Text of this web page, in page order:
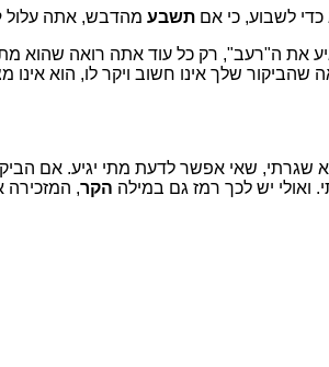
לשבוע, כי אם תשבע מהדבש, אתה עלול
את ה"רעב", רק כל עוד אתה רואה שהוא
שהביקור שלך אינו חשוב ויקר לו, הוא אינו
שגרתי, שאי אפשר לדעת מתי יגיע. אם
ואולי יש לכך רמז גם במילה הקר,